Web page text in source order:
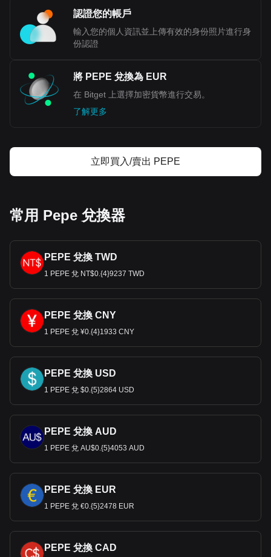
認證您的帳戶
輸入您的個人資訊並上傳有效的身份照片進行身
份認證
將 PEPE 兌換為 EUR
在 Bitget 上選擇加密貨幣進行交易。
了解更多
立即買入/賣出 PEPE
常用 Pepe 兌換器
PEPE 兌換 TWD
1 PEPE 兌 NT$0.{4}9237 TWD
PEPE 兌換 CNY
1 PEPE 兌 ¥0.{4}1933 CNY
PEPE 兌換 USD
1 PEPE 兌 $0.{5}2864 USD
PEPE 兌換 AUD
1 PEPE 兌 AU$0.{5}4053 AUD
PEPE 兌換 EUR
1 PEPE 兌 €0.{5}2478 EUR
PEPE 兌換 CAD